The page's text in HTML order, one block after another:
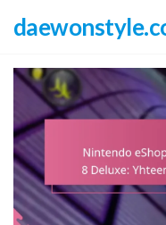
content